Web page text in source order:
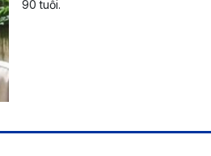
90 tuổi.